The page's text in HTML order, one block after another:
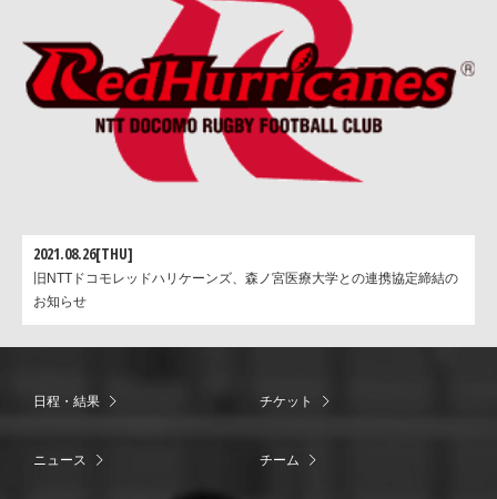
2021.08.26[THU]
旧NTTドコモレッドハリケーンズ、森ノ宮医療大学との連携協定締結の
お知らせ
日程・結果 チケット
ニュース チーム